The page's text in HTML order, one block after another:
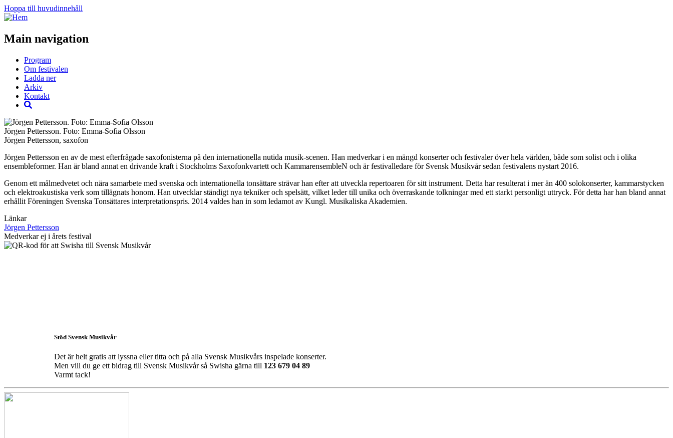
Hoppa till huvudinnehåll
Main navigation
Program
Om festivalen
Ladda ner
Arkiv
Kontakt
Jörgen Pettersson. Foto: Emma-Sofia Olsson
Jörgen Pettersson, saxofon
Jörgen Pettersson en av de mest efterfrågade saxofonisterna på den internationella nutida musik-scenen. Han medverkar i en mängd konserter och festivaler över hela världen, både som solist och i olika
ensembleformer. Han är bland annat en drivande kraft i Stockholms Saxofonkvartett och KammarensembleN och är festivalledare för Svensk Musikvår sedan festivalens nystart 2016.
Genom ett målmedvetet och nära samarbete med svenska och internationella tonsättare strävar han efter att utveckla repertoaren för sitt instrument. Detta har resulterat i mer än 400 solokonserter, kammarstycken
och elektroakustiska verk som tillägnats honom. Han utvecklar ständigt nya tekniker och spelsätt, vilket leder till unika och överraskande tolkningar med ett starkt personligt uttryck. För detta har han bland annat
erhållit Föreningen Svenska Tonsättares interpretationspris. 2014 valdes han in som ledamot av Kungl. Musikaliska Akademien.
Länkar
Jörgen Pettersson
Medverkar ej i årets festival
Stöd Svensk Musikvår
Det är helt gratis att lyssna eller titta och på alla Svensk Musikvårs inspelade konserter.
Men vill du ge ett bidrag till Svensk Musikvår så Swisha gärna till 123 679 04 89
Varmt tack!